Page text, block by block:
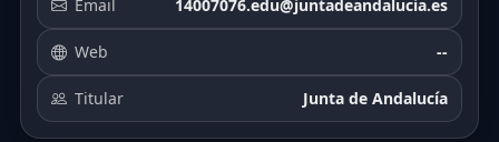
Email 14007076.edu@juntadeandalucia.es
Web --
Titular Junta de Andalucía